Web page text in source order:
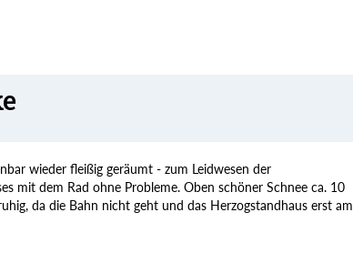
wieder fleißig geräumt - zum Leidwesen der
mit dem Rad ohne Probleme. Oben schöner Schnee ca. 10
da die Bahn nicht geht und das Herzogstandhaus erst am